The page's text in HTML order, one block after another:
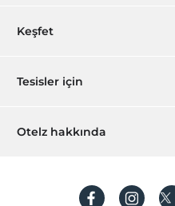
24 saat açık resepsiyon
Rezervasyon yönet
Sıkça sorulan sorular
Keşfet
Hediye Kart
Hesap oluştur
Tesisler için
Hemen tesisinizi ekleyin
Otelz hakkında